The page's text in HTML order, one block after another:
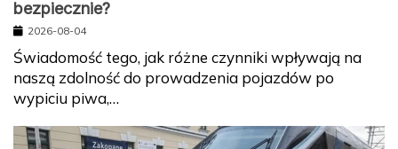
bezpiecznie?
2026-08-04
Świadomość tego, jak różne czynniki wpływają na
naszą zdolność do prowadzenia pojazdów po
wypiciu piwa,…